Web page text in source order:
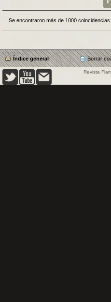
Se encontraron más de 1000 coincidencias
Índice general Borrar
Revista